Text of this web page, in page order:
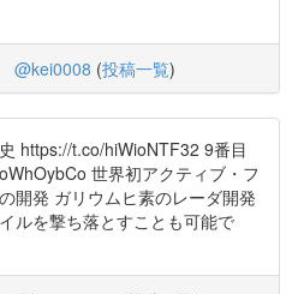
@kei0008 (投稿一覧)
https://t.co/hiWioNTF32 9番目
世界初アクティブ・フ
開発 ガリウムヒ素のレーダ開発
ルを撃ち落とすことも可能で